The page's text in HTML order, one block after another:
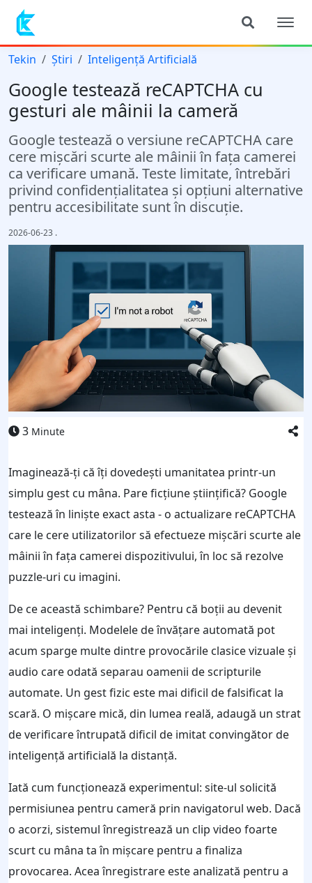
Tekin Știri Inteligență Artificială
Google testează reCAPTCHA cu
gesturi ale mâinii la cameră
Google testează o versiune reCAPTCHA care
cere mișcări scurte ale mâinii în fața camerei
ca verificare umană. Teste limitate, întrebări
privind confidențialitatea și opțiuni alternative
pentru accesibilitate sunt în discuție.
2026-06-23 .
3 Minute
Imaginează-ți că îți dovedești umanitatea printr-un
simplu gest cu mâna. Pare ficțiune științifică? Google
testează în liniște exact asta - o actualizare reCAPTCHA
care le cere utilizatorilor să efectueze mișcări scurte ale
mâinii în fața camerei dispozitivului, în loc să rezolve
puzzle-uri cu imagini.
De ce această schimbare? Pentru că boții au devenit
mai inteligenți. Modelele de învățare automată pot
acum sparge multe dintre provocările clasice vizuale și
audio care odată separau oamenii de scripturile
automate. Un gest fizic este mai dificil de falsificat la
scară. O mișcare mică, din lumea reală, adaugă un strat
de verificare întrupată dificil de imitat convingător de
inteligență artificială la distanță.
Iată cum funcționează experimentul: site-ul solicită
permisiunea pentru cameră prin navigatorul web. Dacă
o acorzi, sistemul înregistrează un clip video foarte
scurt cu mâna ta în mișcare pentru a finaliza
provocarea. Acea înregistrare este analizată pentru a